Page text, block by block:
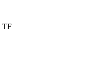
TF